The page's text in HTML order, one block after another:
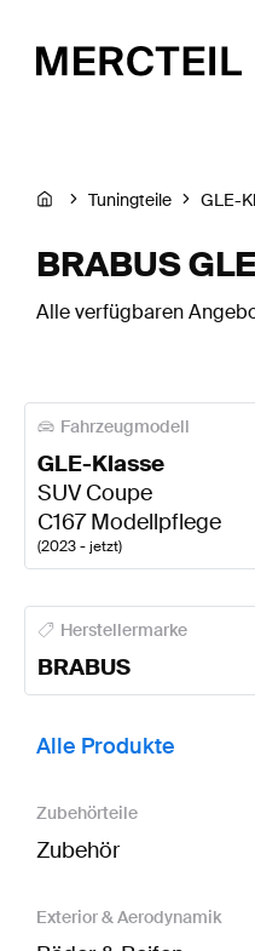
Tuningteile GLE-
BRABUS
Alle verfügbaren
Fahrzeugmodell
GLE-Klasse
SUV Coupe
C167 Modellpflege
(2023 - jetzt)
BRABUS A-Klasse
Herstellermarke
BRABUS
BRABUS GLE-
Alle Produkte
Zubehörteile
Zubehör
Exterior & Aerodynamik